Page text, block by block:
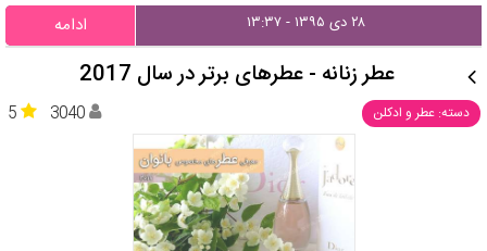
۲۸ دی ۱۳۹۵ - ۱۳:۳۷ ادامه
عطر زنانه - عطرهای برتر در سال 2017
دسته: عطر و ادکلن 5 3040